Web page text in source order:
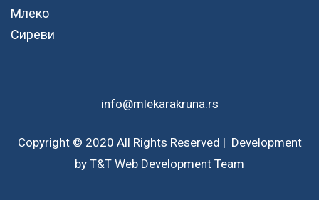
Млеко
Сиреви
info@mlekarakruna.rs
Copyright © 2020 All Rights Reserved | Development
by T&T Web Development Team